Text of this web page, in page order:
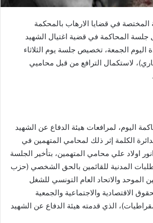
المختصة في قضايا الارهاب بالمحكمة
جلسة المحاكمة في قضية اغتيال الشهيد
اليوم الجمعة، تخصيص جلسة يوم الثلاثاء
الجاري)، لاستكمال الترافع من قبل محاميي
اليوم، لمرافعات هيئة الدفاع عن الشهيد
الكلمة إثر ذلك لمحامي المتهمين في
اولاد علي محامي المتهمين، بتأخير الجلسة
المدنية للقائمين بالحق الشخصي (حزب
الموحد والاتحاد العام التونسي للشغل
الاقتصادية والاجتماعية والجمعية
الذي قدمته هيئة الدفاع عن الشهيد